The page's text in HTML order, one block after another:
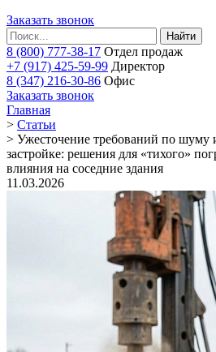
Заказать звонок
Найти
8 (800) 777-38-17 Отдел продаж
+7 (917) 425-59-99 Директор
8 (347) 216-30-86 Офис
Заказать звонок
Главная
> Статьи
> Ужесточение требований по шуму
застройке: решения для «тихого»
влияния на соседние здания
11.03.2026